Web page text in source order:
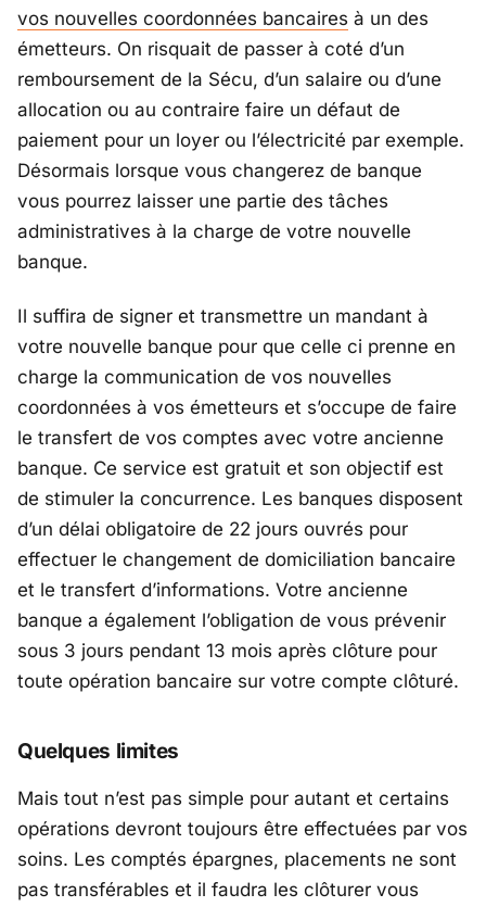
vos nouvelles coordonnées bancaires à un des
émetteurs. On risquait de passer à coté d’un
remboursement de la Sécu, d’un salaire ou d’une
allocation ou au contraire faire un défaut de
paiement pour un loyer ou l’électricité par exemple.
Désormais lorsque vous changerez de banque
vous pourrez laisser une partie des tâches
administratives à la charge de votre nouvelle
banque.
Il suffira de signer et transmettre un mandant à
votre nouvelle banque pour que celle ci prenne en
charge la communication de vos nouvelles
coordonnées à vos émetteurs et s’occupe de faire
le transfert de vos comptes avec votre ancienne
banque. Ce service est gratuit et son objectif est
de stimuler la concurrence. Les banques disposent
d’un délai obligatoire de 22 jours ouvrés pour
effectuer le changement de domiciliation bancaire
et le transfert d’informations. Votre ancienne
banque a également l’obligation de vous prévenir
sous 3 jours pendant 13 mois après clôture pour
toute opération bancaire sur votre compte clôturé.
Quelques limites
Mais tout n’est pas simple pour autant et certains
opérations devront toujours être effectuées par vos
soins. Les comptés épargnes, placements ne sont
pas transférables et il faudra les clôturer vous